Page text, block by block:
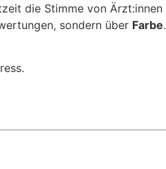
die Stimme von
sondern über Farbe.